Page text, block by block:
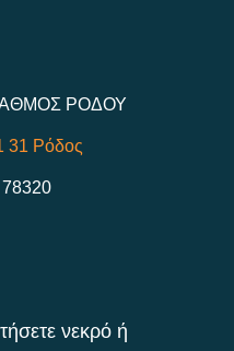
ΡΟΔΟΥ
31 Ρόδος
νεκρό ή